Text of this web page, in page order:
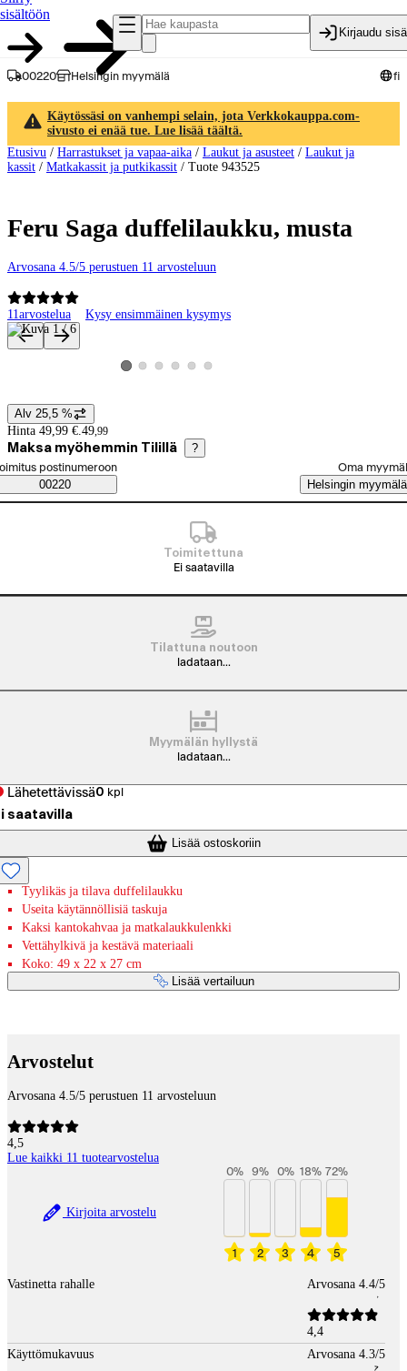
sisältöön
Kirjaudu
00220 Helsingin myymälä fi
Käytössäsi on vanhempi selain, jota Verkkokauppa.com-
sivusto ei enää tue. Lue lisää täältä.
Etusivu / Harrastukset ja vapaa-aika / Laukut ja asusteet / Laukut ja
kassit / Matkakassit ja putkikassit / Tuote 943525
Feru Saga duffelilaukku, musta
Arvosana 4.5/5 perustuen 11 arvosteluun
11arvostelua Kysy ensimmäinen kysymys
Tuotteen kuvat ja videot
Katso tuotekuva 1
Katso tuotekuva 2
Katso tuotekuva 3
Katso tuotekuva 4
Katso tuotekuva 5
Katso tuotekuva 6
Hintatiedot
Alv 25,5 %
Hinta 49,99 €. 49,99
Maksa myöhemmin Tilillä ?
Saatavuustiedot
tilaustapa
postinumeroon
00220
Oma
Helsingin myymälä
Toimitettuna
Ei saatavilla
Tilattuna noutoon
ladataan...
Myymälän hyllystä
ladataan...
Lähetettävissä0 kpl
saatavilla
Lisää ostoskoriin
Tyylikäs ja tilava duffelilaukku
Useita käytännöllisiä taskuja
Kaksi kantokahvaa ja matkalaukkulenkki
Vettähylkivä ja kestävä materiaali
Koko: 49 x 22 x 27 cm
Lisää vertailuun
Arvostelut
Arvosana 4.5/5 perustuen 11 arvosteluun
4,5
Lue kaikki 11 tuotearvostelua
Kirjoita arvostelu
1
0%
2
9%
3
0%
4
18%
5
72%
Vastinetta rahalle Arvosana 4.4/5
4,4
Käyttömukavuus
Arvosana 4.3/5